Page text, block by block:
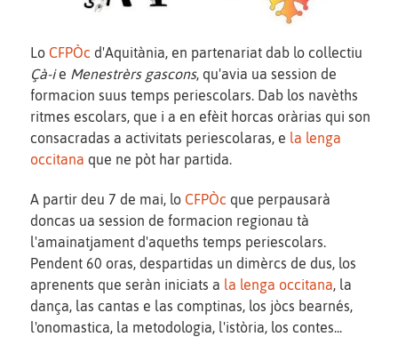
Lo CFPÒc d'Aquitània, en partenariat dab lo collectiu
Çà-ie Menestrèrs gascons, qu'avia ua session de
formacion suus temps periescolars. Dab los navèths
ritmes escolars, que i a en efèit horcas oràrias qui son
consacradas a activitats periescolaras, e la lenga
occitana que ne pòt har partida.
A partir deu 7 de mai, lo CFPÒc que perpausarà
doncas ua session de formacion regionau tà
l'amainatjament d'aqueths temps periescolars.
Pendent 60 oras, despartidas un dimèrcs de dus, los
aprenents que seràn iniciats a la lenga occitana, la
dança, las cantas e las comptinas, los jòcs bearnés,
l'onomastica, la metodologia, l'istòria, los contes...